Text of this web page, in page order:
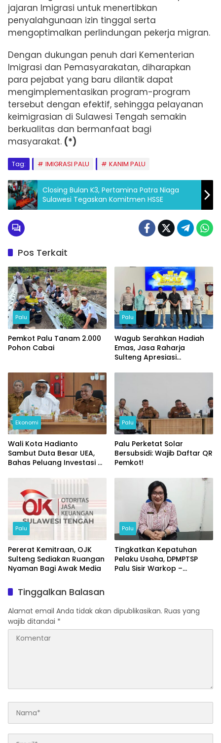
jajaran Imigrasi untuk menertibkan
penyalahgunaan izin tinggal serta
mengoptimalkan perlindungan pekerja migran.
Dengan dukungan penuh dari Kementerian
Imigrasi dan Pemasyarakatan, diharapkan
para pejabat yang baru dilantik dapat
mengimplementasikan program-program
tersebut dengan efektif, sehingga pelayanan
keimigrasian di Sulawesi Tengah semakin
berkualitas dan bermanfaat bagi
masyarakat. (*)
Tag: IMIGRASI PALU KANIM PALU
Closing Bulan K3, Pertamina Patra Niaga
Sulawesi Tegaskan Komitmen HSSE
Pos Terkait
Palu
Pemkot Palu Tanam 2.000
Pohon Cabai
Palu
Wagub Serahkan Hadiah
Emas, Jasa Raharja
Sulteng Apresiasi
Ekonomi
Wali Kota Hadianto
Sambut Duta Besar UEA,
Bahas Peluang Investasi di
Palu
Palu Perketat Solar
Bersubsidi: Wajib Daftar QR
Pemkot!
Palu
Pererat Kemitraan, OJK
Sulteng Sediakan Ruangan
Nyaman Bagi Awak Media
Palu
Tingkatkan Kepatuhan
Pelaku Usaha, DPMPTSP
Palu Sisir Warkop –
Tinggalkan Balasan
Alamat email Anda tidak akan dipublikasikan. Ruas yang
wajib ditandai *